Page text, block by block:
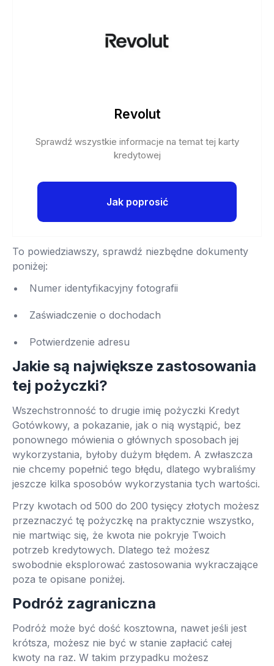
Revolut
Sprawdź wszystkie informacje na temat tej karty
kredytowej
Jak poprosić
To powiedziawszy, sprawdź niezbędne dokumenty
poniżej:
Numer identyfikacyjny fotografii
Zaświadczenie o dochodach
Potwierdzenie adresu
Jakie są największe zastosowania
tej pożyczki?
Wszechstronność to drugie imię pożyczki Kredyt
Gotówkowy, a pokazanie, jak o nią wystąpić, bez
ponownego mówienia o głównych sposobach jej
wykorzystania, byłoby dużym błędem. A zwłaszcza
nie chcemy popełnić tego błędu, dlatego wybraliśmy
jeszcze kilka sposobów wykorzystania tych wartości.
Przy kwotach od 500 do 200 tysięcy złotych możesz
przeznaczyć tę pożyczkę na praktycznie wszystko,
nie martwiąc się, że kwota nie pokryje Twoich
potrzeb kredytowych. Dlatego też możesz
swobodnie eksplorować zastosowania wykraczające
poza te opisane poniżej.
Podróż zagraniczna
Podróż może być dość kosztowna, nawet jeśli jest
krótsza, możesz nie być w stanie zapłacić całej
kwoty na raz. W takim przypadku możesz